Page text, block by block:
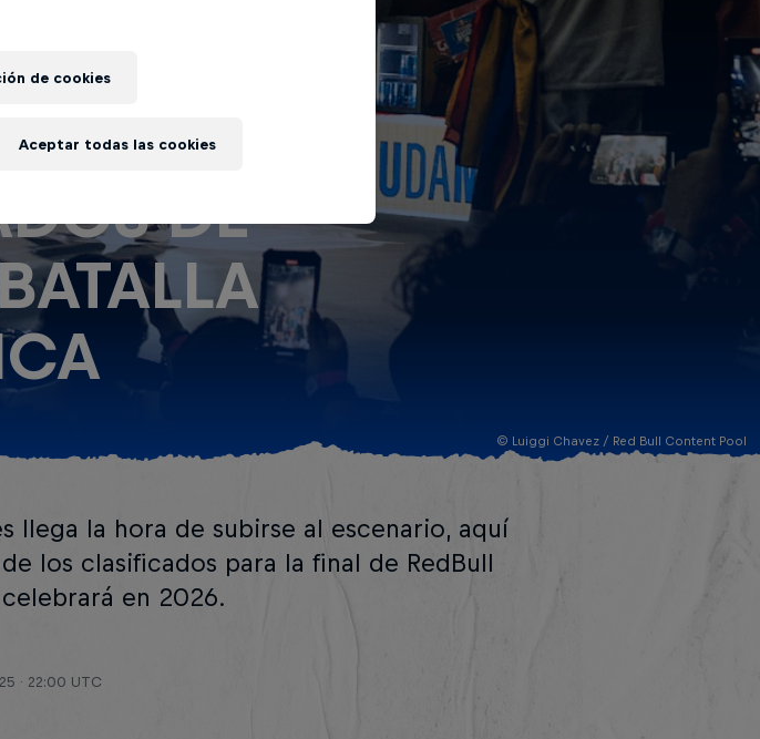
© Luiggi Chavez / Red Bull Content Pool
LOS
DE
llega la hora de subirse al escenario, aquí
los clasificados para la final de RedBull
en 2026.
· 22:00 UTC
de cookies
Aceptar todas las cookies